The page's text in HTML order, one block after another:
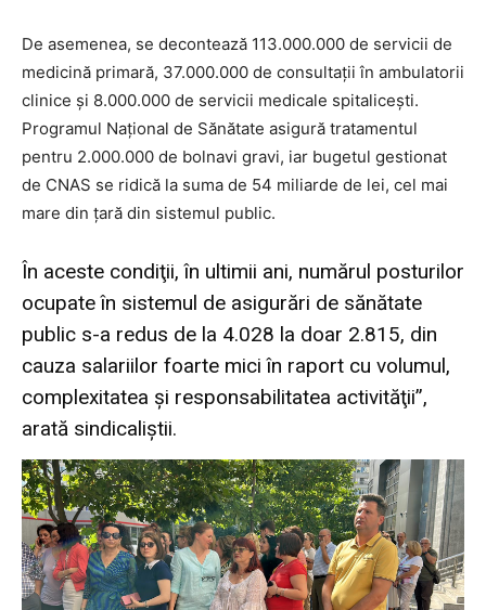
De asemenea, se decontează 113.000.000 de servicii de
medicină primară, 37.000.000 de consultaţii în ambulatorii
clinice şi 8.000.000 de servicii medicale spitaliceşti.
Programul Naţional de Sănătate asigură tratamentul
pentru 2.000.000 de bolnavi gravi, iar bugetul gestionat
de CNAS se ridică la suma de 54 miliarde de lei, cel mai
mare din ţară din sistemul public.
În aceste condiţii, în ultimii ani, numărul posturilor
ocupate în sistemul de asigurări de sănătate
public s-a redus de la 4.028 la doar 2.815, din
cauza salariilor foarte mici în raport cu volumul,
complexitatea şi responsabilitatea activităţii”,
arată sindicaliștii.